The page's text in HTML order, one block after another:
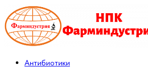
Антибиотики